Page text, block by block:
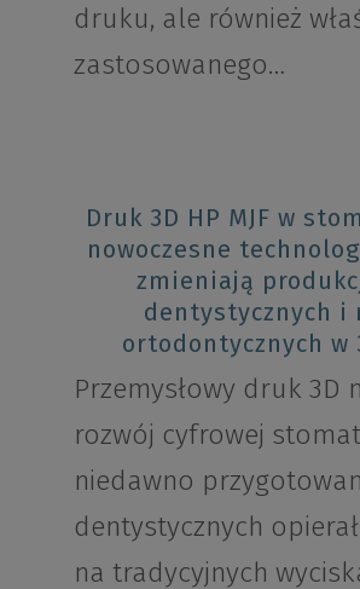
druku, ale również
zastosowanego…
Druk 3D HP MJF w
nowoczesne
zmieniają
dentystycznych i
ortodontycznych w
Przemysłowy druk 3D
rozwój cyfrowej
niedawno
dentystycznych
na tradycyjnych